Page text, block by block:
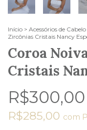
Início > Acessórios de
Zircônias Cristais Nancy
Coroa
Cristais
R$300,00
R$285,00 com